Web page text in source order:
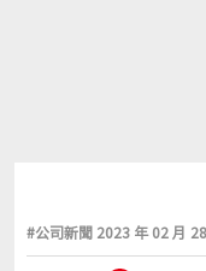
#公司新聞 2023 年 02 月